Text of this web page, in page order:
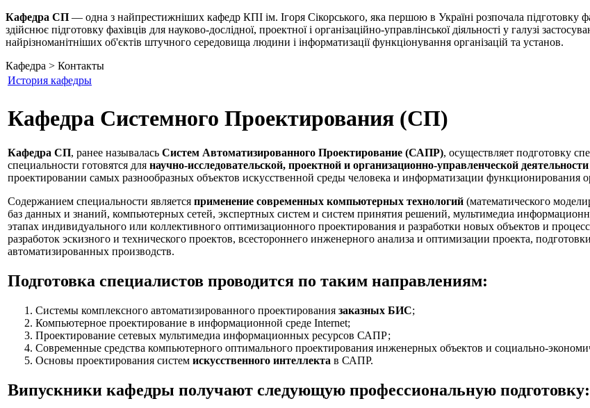
Кафедра СП — одна з найпрестижніших кафедр КПІ ім. Ігоря Сікорського, яка першою в Україні розпочала
здійснює підготовку фахівців для науково-дослідної, проектної і організаційно-управлінської діяльності у галузі
найрізноманітніших об'єктів штучного середовища людини і інформатизації функціонування організацій та установ.
Кафедра > Контакты
История кафедры
Кафедра Системного Проектирования (СП)
Кафедра СП, ранее называлась Систем Автоматизированного Проектирование (САПР), осуществляет подготовку
специальности готовятся для научно-исследовательской, проектной и организационно-управленческой деятельности
проектировании самых разнообразных объектов искусственной среды человека и информатизации функционирования
Содержанием специальности является применение современных компьютерных технологий (математического
баз данных и знаний, компьютерных сетей, экспертных систем и систем принятия решений, мультимедиа
этапах индивидуального или коллективного оптимизационного проектирования и разработки новых объектов и
разработок эскизного и технического проектов, всестороннего инженерного анализа и оптимизации проекта,
автоматизированных производств.
Подготовка специалистов проводится по таким направлениям:
Системы комплексного автоматизированного проектирования заказных БИС;
Компьютерное проектирование в информационной среде Internet;
Проектирование сетевых мультимедиа информационных ресурсов САПР;
Современные средства компьютерного оптимального проектирования инженерных объектов и социально-
Основы проектирования систем искусственного интеллекта в САПР.
Випускники кафедры получают следующую профессиональную подготовку: